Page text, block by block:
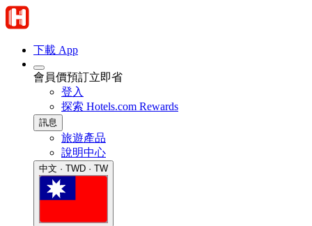
下載 App
會員價預訂立即省
登入
探索 Hotels.com Rewards
訊息
旅遊產品
說明中心
中文 · TWD · TW